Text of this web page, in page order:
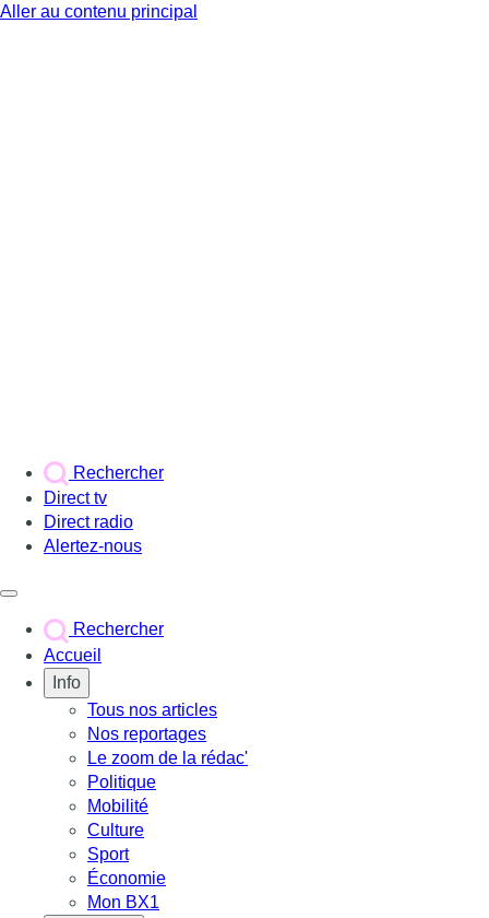
Aller au contenu principal
Rechercher
Direct tv
Direct radio
Alertez-nous
Rechercher
Accueil
Info
Tous nos articles
Nos reportages
Le zoom de la rédac'
Politique
Mobilité
Culture
Sport
Économie
Mon BX1